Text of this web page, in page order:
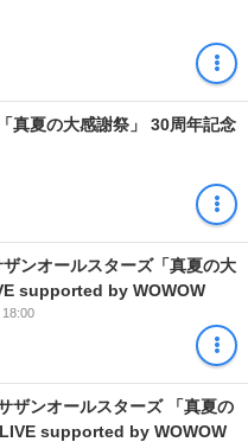
真夏の大感謝祭」 30周年記念
ンオールスターズ「真夏の大
supported by WOWOW
ンオールスターズ 「真夏の
supported by WOWOW